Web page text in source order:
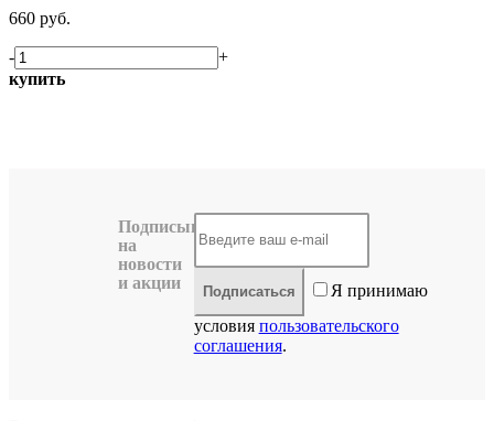
660 руб.
-
+
купить
Подписывайтесь
на
новости
и акции
Подписаться
Я принимаю
условия пользовательского
соглашения.